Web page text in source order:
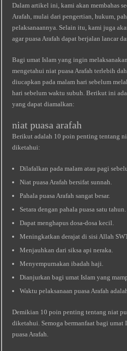
Dalam artikel ini, kami akan membahas
Arafah, mulai dari pengertian, hukum,
pelaksanaannya. Selain itu, kami juga
agar puasa Arafah dapat berjalan lancar
Bagi umat Islam yang ingin
mengetahui niat puasa Arafah terlebih
diucapkan pada malam hari sebelum
hari sebelum waktu subuh. Berikut ini
yang dapat diamalkan:
niat puasa arafah
Berikut adalah 10 poin penting tentang
diketahui:
Dilafalkan pada malam atau pagi
Niat puasa Arafah bersifat sunnah.
Pahala puasa Arafah sangat besar.
Setara dengan pahala puasa satu tahun.
Dapat menghapus dosa-dosa kecil.
Meningkatkan derajat di sisi Allah
Menjauhkan dari siksa api neraka.
Menyempurnakan ibadah haji.
Dianjurkan bagi umat Islam yang
Waktu pelaksanaan puasa Arafah
Demikian 10 poin penting tentang niat
diketahui. Semoga bermanfaat bagi
puasa Arafah.